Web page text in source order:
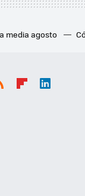
media agosto